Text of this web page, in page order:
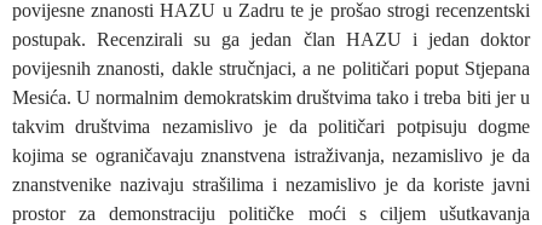
povijesne znanosti HAZU u Zadru te je prošao strogi recenzentski
postupak. Recenzirali su ga jedan član HAZU i jedan doktor
povijesnih znanosti, dakle stručnjaci, a ne političari poput Stjepana
Mesića. U normalnim demokratskim društvima tako i treba biti jer u
takvim društvima nezamislivo je da političari potpisuju dogme
kojima se ograničavaju znanstvena istraživanja, nezamislivo je da
znanstvenike nazivaju strašilima i nezamislivo je da koriste javni
prostor za demonstraciju političke moći s ciljem ušutkavanja